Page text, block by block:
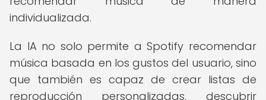
individualizada.
La IA no solo permite a Spotify recomendar
música basada en los gustos del usuario, sino
que también es capaz de crear listas de
reproducción personalizadas, descubrir